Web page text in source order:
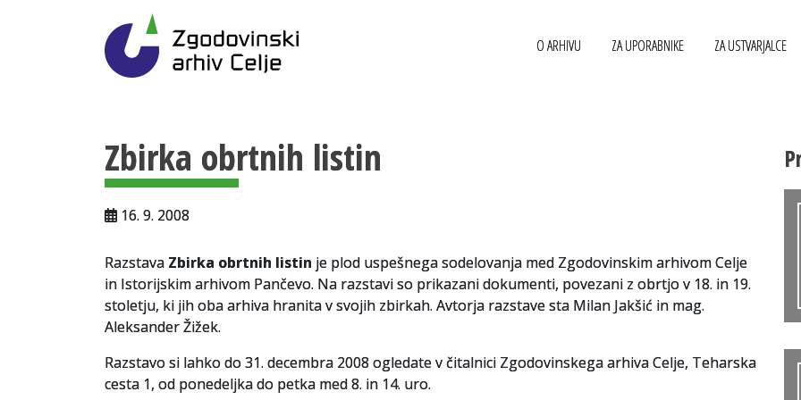
Zgodovinski arhiv Celje – Hiša pisanih spominov
O ARHIVU
ZAKONODAJA
ZA UPORABNIKE ZA USTVARJALCE
REGISTER
Zbirka obrtnih listin
16. 9. 2008
Razstava Zbirka obrtnih listin je plod uspešnega sodelovanja med Zgodovinskim arhivom Celje
in Istorijskim arhivom Pančevo. Na razstavi so prikazani dokumenti, povezani z obrtjo v 18. in 19.
stoletju, ki jih oba arhiva hranita v svojih zbirkah. Avtorja razstave sta Milan Jakšić in mag.
Aleksander Žižek.
Razstavo si lahko do 31. decembra 2008 ogledate v čitalnici Zgodovinskega arhiva Celje, Teharska
cesta 1, od ponedeljka do petka med 8. in 14. uro.